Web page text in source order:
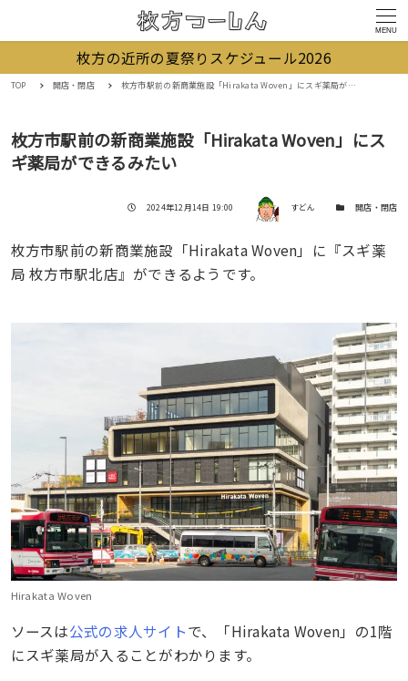
MENU
枚方の近所の夏祭りスケジュール2026
TOP 開店・閉店 枚方市駅前の新商業施設「Hirakata Woven」にスギ薬局ができるみたい
枚方市駅前の新商業施設「Hirakata Woven」にス
ギ薬局ができるみたい
投稿日
2024年12月14日 19:00 著者 すどん カテゴリー開店・閉店
枚方市駅前の新商業施設「Hirakata Woven」に『スギ薬
局 枚方市駅北店』ができるようです。
Hirakata Woven
ソースは公式の求人サイトで、「Hirakata Woven」の1階
にスギ薬局が入ることがわかります。